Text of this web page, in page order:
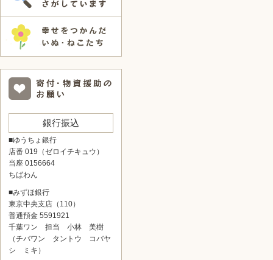
銀行振込
■ゆうちょ銀行
店番 019（ゼロイチキュウ）
当座 0156664
ちばわん
■みずほ銀行
東京中央支店（110）
普通預金 5591921
千葉ワン 担当 小林 美樹
（チバワン タントウ コバヤ
シ ミキ）